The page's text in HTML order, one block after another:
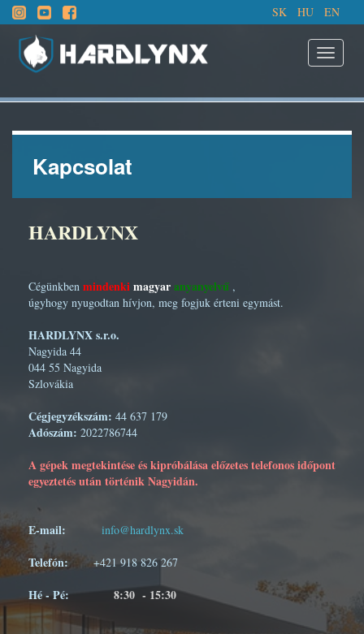
SK HU EN
Kapcsolat
HARDLYNX
Cégünkben mindenkimagyaranyanyelvű ,
úgyhogy nyugodtan hívjon, meg fogjuk érteni egymást.
HARDLYNX s.r.o.
Nagyida 44
044 55 Nagyida
Szlovákia
Cégjegyzékszám: 44 637 179
Adószám: 2022786744
A gépek megtekintése és kipróbálása előzetes telefonos időpont
egyeztetés után történik Nagyidán.
E-mail: info@hardlynx.sk
Telefón: +421 918 826 267
Hé - Pé: 8:30 - 15:30